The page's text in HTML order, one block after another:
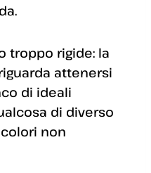
troppo rigide: la
attenersi
di ideali
di diverso
non